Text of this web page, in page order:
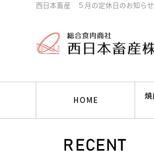
西日本畜産 ５月の定休日のお知らせ